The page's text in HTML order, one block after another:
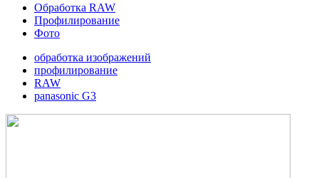
Обработка RAW
Профилирование
Фото
обработка изображений
профилирование
RAW
panasonic G3